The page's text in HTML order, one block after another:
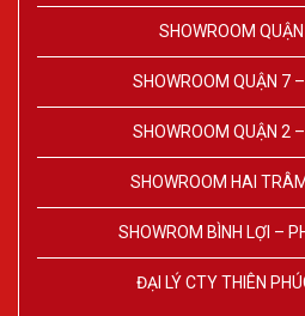
SHOWROOM
SHOWROOM QUẬN 7
SHOWROOM QUẬN 2
SHOWROOM HAI
SHOWROM BÌNH LỢI –
ĐẠI LÝ CTY THIÊN